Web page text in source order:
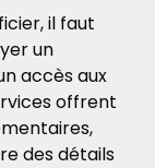
il faut
un
accès aux
offrent
des détails